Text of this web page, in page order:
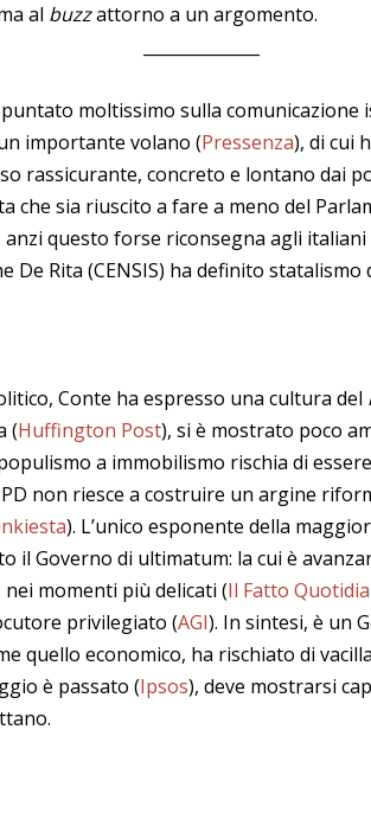
al buzzattorno a un argomento.
moltissimo sulla comunicazione
importante volano (Pressenza), di cui
rassicurante, concreto e lontano dai
che sia riuscito a fare a meno del
anzi questo forse riconsegna agli
De Rita (CENSIS) ha definito statalismo
Conte ha espresso una cultura del
(Huffington Post), si è mostrato poco
a immobilismo rischia di
PD non riesce a costruire un argine
). L’unico esponente della
il Governo di ultimatum: la cui è
nei momenti più delicati (Il Fatto
privilegiato (AGI). In sintesi, è un
quello economico, ha rischiato di
è passato (Ipsos), deve mostrarsi